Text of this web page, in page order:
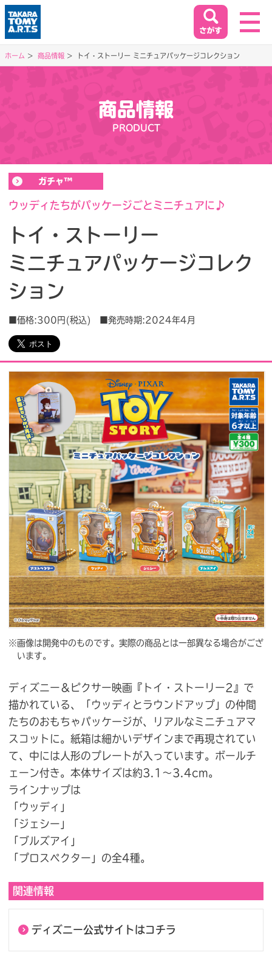
イベント&キャンペーン
EVENT&CAMPAIGN
お客様相談室
SUPPORT
会社情報
プレスリリース
ビジネスのお客様
閉じる
閉じる
ホーム 商品情報 トイ・ストーリー ミニチュアパッケージコレクション
商品情報
PRODUCT
ガチャ™
ウッディたちがパッケージごとミニチュアに♪
トイ・ストーリー
ミニチュアパッケージコレク
ション
■価格:300円(税込) ■発売時期:2024年4月
※画像は開発中のものです。実際の商品とは一部異なる場合がござ
います。
ディズニー＆ピクサー映画『トイ・ストーリー2』で
描かれている、「ウッディとラウンドアップ」の仲間
たちのおもちゃパッケージが、リアルなミニチュアマ
スコットに。紙箱は細かいデザインまで再現されてい
て、中には人形のプレートが入っています。ボールチ
ェーン付き。本体サイズは約3.1〜3.4cm。
ラインナップは
「ウッディ」
「ジェシー」
「ブルズアイ」
「プロスペクター」の全4種。
関連情報
ディズニー公式サイトはコチラ